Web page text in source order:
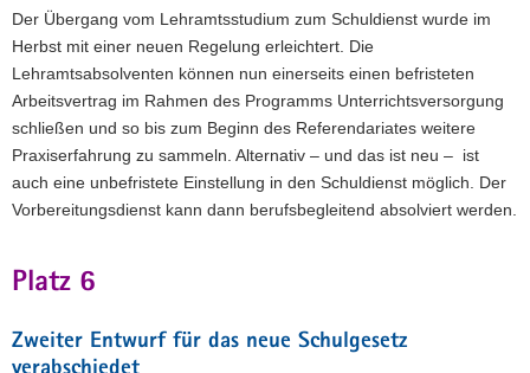
Der Übergang vom Lehramtsstudium zum Schuldienst wurde im
Herbst mit einer neuen Regelung erleichtert. Die
Lehramtsabsolventen können nun einerseits einen befristeten
Arbeitsvertrag im Rahmen des Programms Unterrichtsversorgung
schließen und so bis zum Beginn des Referendariates weitere
Praxiserfahrung zu sammeln. Alternativ – und das ist neu – ist
auch eine unbefristete Einstellung in den Schuldienst möglich. Der
Vorbereitungsdienst kann dann berufsbegleitend absolviert werden.
Platz 6
Zweiter Entwurf für das neue Schulgesetz